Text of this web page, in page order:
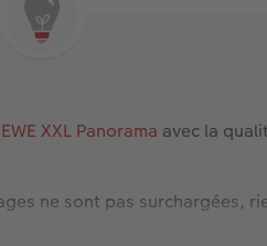
XXL Panorama avec la
ne sont pas surchargées,